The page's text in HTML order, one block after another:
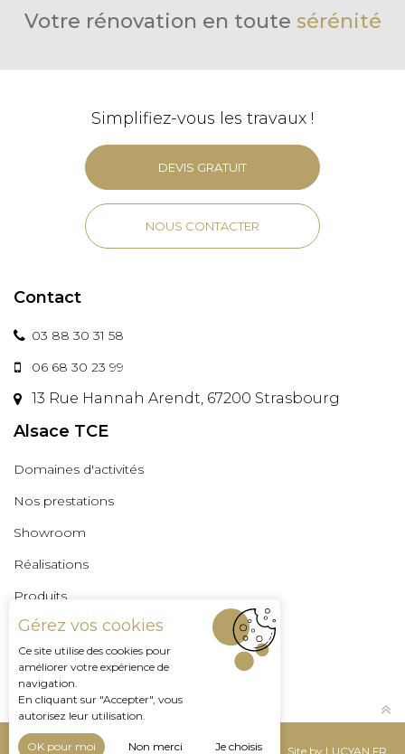
Votre rénovation en toute sérénité
Simplifiez-vous les travaux !
DEVIS GRATUIT
NOUS CONTACTER
Contact
03 88 30 31 58
06 68 30 23 99
13 Rue Hannah Arendt, 67200 Strasbourg
Alsace TCE
Domaines d'activités
Nos prestations
Showroom
Réalisations
Produits
Professionnels
Espace Pro
Mentions légales Site by LUCYAN.FR
Gérez vos cookies
Ce site utilise des cookies pour
améliorer votre expérience de
navigation.
En cliquant sur "Accepter", vous
autorisez leur utilisation.
OK pour moi Non merci Je choisis